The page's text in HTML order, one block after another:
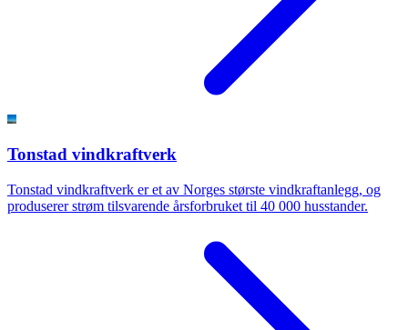
Tonstad vindkraftverk
Tonstad vindkraftverk er et av Norges største vindkraftanlegg, og
produserer strøm tilsvarende årsforbruket til 40 000 husstander.